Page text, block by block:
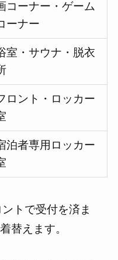
コーナー・ゲーム
ーナー
室・サウナ・脱衣
ロント・ロッカー
泊者専用ロッカー
トで受付を済ま
替えます。